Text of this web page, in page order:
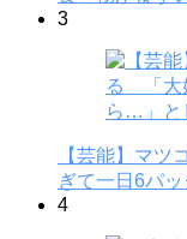
3
【芸能】マ
ぎて一日6パ
4